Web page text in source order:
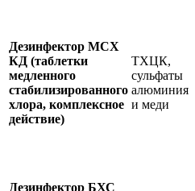
Дезинфектор МСХ
КД (таблетки
медленного
стабилизированного
хлора, комплексное
действие)
ТХЦК,
сульфаты
алюминия
и меди
Дезинфектор БХС